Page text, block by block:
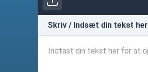
Skriv / Indsæt din tekst her